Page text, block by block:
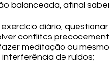
balanceada, afinal
diário,
conflitos
meditação ou
de ruídos;